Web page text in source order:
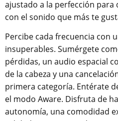
ajustado a la perfección para
con el sonido que más te
Percibe cada frecuencia con
insuperables. Sumérgete
pérdidas, un audio espacial
de la cabeza y una
primera categoría. Entérate
el modo Aware. Disfruta de
autonomía, una comodidad